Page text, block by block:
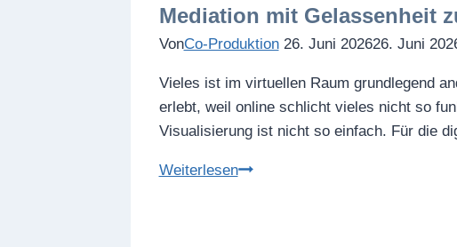
Brief
mitgebracht!“
Vom
Umgang
Schriftstücken
Mediation mit Gelassenheit
VonCo-Produktion 26. Juni 202626. Juni
Vieles ist im virtuellen Raum grundlegend
erlebt, weil online schlicht vieles nicht so
Visualisierung ist nicht so einfach. Für die
WeiterlesenPerfektion